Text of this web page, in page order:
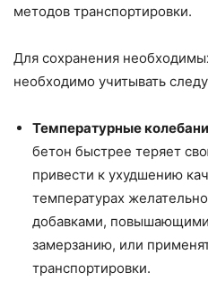
методов транспортировки.
Для сохранения
необходимо учитывать
Температурные
бетон быстрее теряет
привести к ухудшению
температурах
добавками, повышающими
замерзанию, или
транспортировки.